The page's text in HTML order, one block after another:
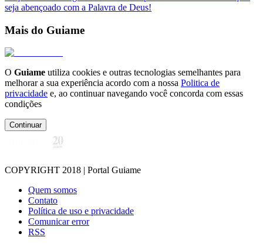
seja abençoado com a Palavra de Deus!
Mais do Guiame
O Guiame utiliza cookies e outras tecnologias semelhantes para
melhorar a sua experiência acordo com a nossa Politica de
privacidade e, ao continuar navegando você concorda com essas
condições
Continuar
COPYRIGHT 2018 | Portal Guiame
Quem somos
Contato
Política de uso e privacidade
Comunicar error
RSS